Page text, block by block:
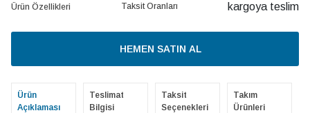
Ürün Özellikleri Taksit Oranları
kargoya teslim
HEMEN SATIN AL
Ürün
Açıklaması
Teslimat
Bilgisi
Taksit
Seçenekleri
Takım
Ürünleri